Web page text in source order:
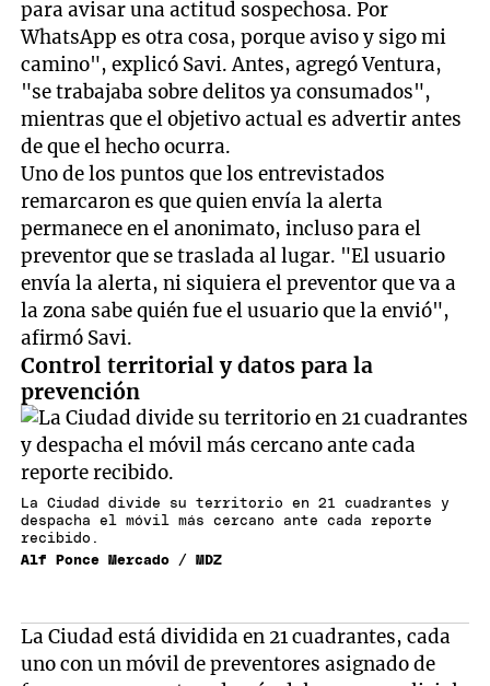
para avisar una actitud sospechosa. Por
WhatsApp es otra cosa, porque aviso y sigo mi
camino", explicó Savi. Antes, agregó Ventura,
"se trabajaba sobre delitos ya consumados",
mientras que el objetivo actual es advertir antes
de que el hecho ocurra.
Uno de los puntos que los entrevistados
remarcaron es que quien envía la alerta
permanece en el anonimato, incluso para el
preventor que se traslada al lugar. "El usuario
envía la alerta, ni siquiera el preventor que va a
la zona sabe quién fue el usuario que la envió",
afirmó Savi.
Control territorial y datos para la
prevención
La Ciudad divide su territorio en 21 cuadrantes y
despacha el móvil más cercano ante cada reporte
recibido.
Alf Ponce Mercado / MDZ
La Ciudad está dividida en 21 cuadrantes, cada
uno con un móvil de preventores asignado de